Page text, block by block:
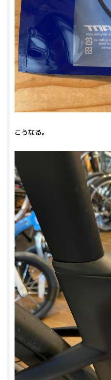
こうなる。